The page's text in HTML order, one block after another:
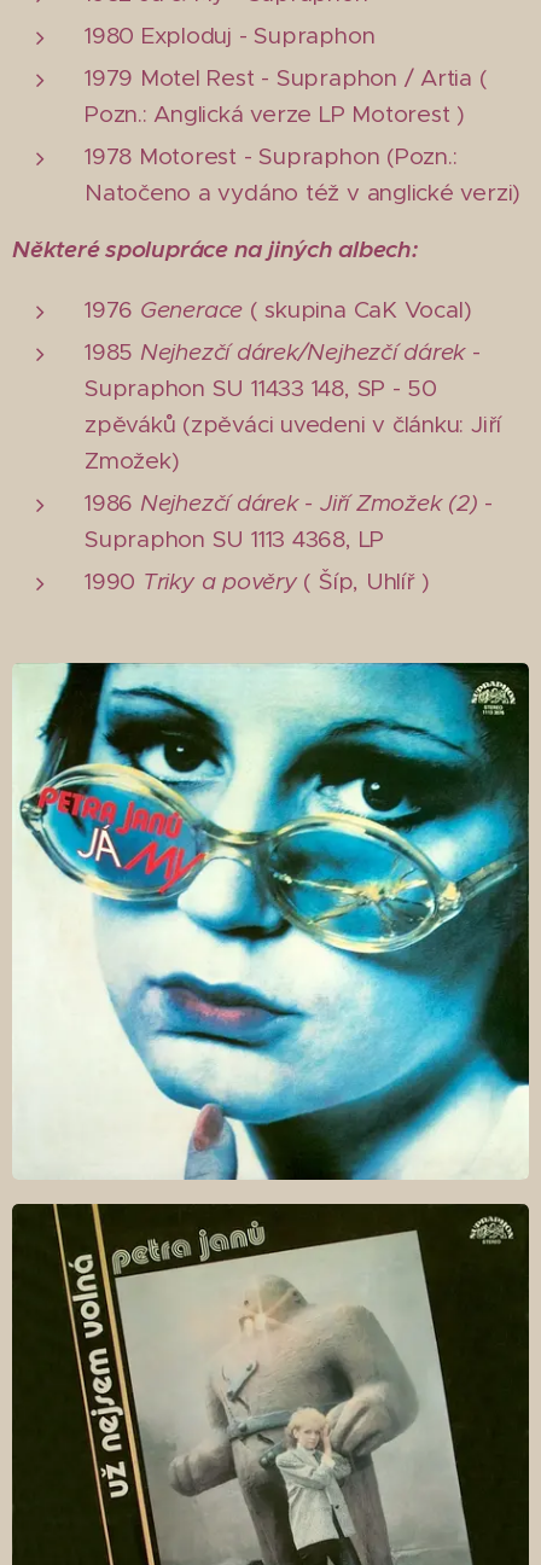
1980 Exploduj - Supraphon
1979 Motel Rest - Supraphon / Artia (
Pozn.: Anglická verze LP Motorest )
1978 Motorest - Supraphon (Pozn.:
Natočeno a vydáno též v anglické verzi)
Některé spolupráce na jiných albech:
1976 Generace ( skupina CaK Vocal)
1985 Nejhezčí dárek/Nejhezčí dárek-
Supraphon SU 11433 148, SP - 50
zpěváků (zpěváci uvedeni v článku: Jiří
Zmožek)
1986 Nejhezčí dárek - Jiří Zmožek (2) -
Supraphon SU 1113 4368, LP
1990 Triky a pověry( Šíp, Uhlíř )